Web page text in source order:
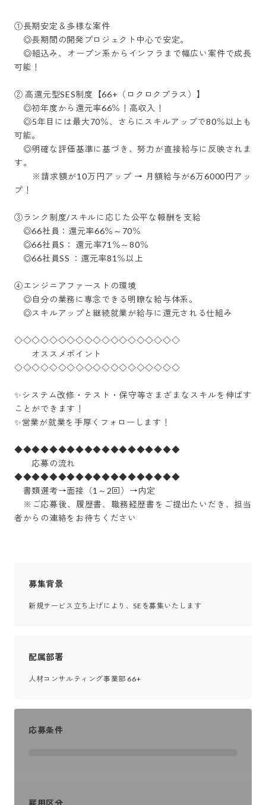
①長期安定＆多様な案件
◎長期間の開発プロジェクト中心で安定。
◎組込み、オープン系からインフラまで幅広い案件で成長
可能！
② 高還元型SES制度【66+（ロクロクプラス）】
◎初年度から還元率66％！高収入！
◎5年目には最大70％、さらにスキルアップで80％以上も
可能。
◎明確な評価基準に基づき、努力が直接給与に反映されま
す。
※請求額が10万円アップ → 月額給与が6万6000円アッ
プ！
③ランク制度/スキルに応じた公平な報酬を支給
◎66社員：還元率66％～70％
◎66社員S： 還元率71％～80％
◎66社員SS ：還元率81％以上
④エンジニアファーストの環境
◎自分の業務に専念できる明瞭な給与体系。
◎スキルアップと継続就業が給与に還元される仕組み
◇◇◇◇◇◇◇◇◇◇◇◇◇◇◇◇◇◇◇
オススメポイント
◇◇◇◇◇◇◇◇◇◇◇◇◇◇◇◇◇◇◇
✨システム改修・テスト・保守等さまざまなスキルを伸ばす
ことができます！
✨営業が就業を手厚くフォローします！
◆◆◆◆◆◆◆◆◆◆◆◆◆◆◆◆◆◆◆
応募の流れ
◆◆◆◆◆◆◆◆◆◆◆◆◆◆◆◆◆◆◆
書類選考→面接（1～2回）→内定
※ご応募後、履歴書、職務経歴書をご提出たいだき、担当
者からの連絡をお待ちください
募集背景
新規サービス立ち上げにより、SEを募集いたします
配属部署
人材コンサルティング事業部 66+
応募条件
雇用区分